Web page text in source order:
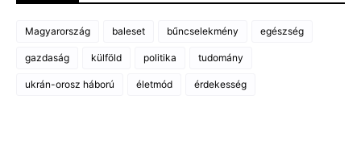
Magyarország baleset bűncselekmény egészség
gazdaság külföld politika tudomány
ukrán-orosz háború életmód érdekesség